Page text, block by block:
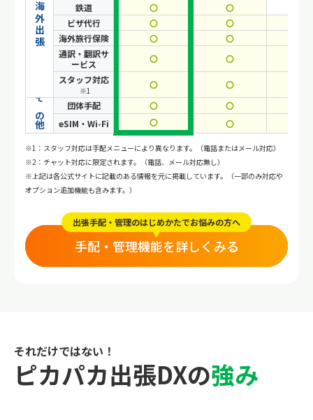
海外出張
鉄道
〇 〇
ビザ代行
〇 〇
海外旅行保険
〇 〇
通訳・翻訳サ
ービス
〇 〇
スタッフ対応
※1
〇 〇
その他 団体手配 〇 〇
eSIM・Wi-Fi
〇 〇
※1：スタッフ対応は手配メニューにより異なります。（電話またはメール対応）
※2：チャット対応に限定されます。（電話、メール対応無し）
※上記は各公式サイトに記載のある情報を元に掲載しています。（一部のみ対応や
オプション追加機能も含みます。）
出張手配・管理のはじめかたでお悩みの方へ
手配・管理機能を詳しくみる
それだけではない！
ピカパカ出張DXの強み